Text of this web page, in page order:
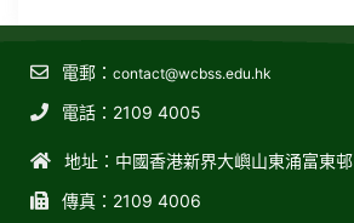
電郵： contact@wcbss.edu.hk
電話：2109 4005
地址：中國香港新界大嶼山東涌富東邨
傳真：2109 4006